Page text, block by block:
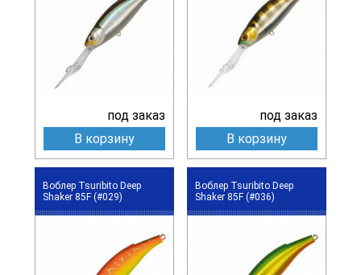
под заказ
В корзину
под заказ
В корзину
Воблер Tsuribito Deep
Shaker 85F (#029)
Воблер Tsuribito Deep
Shaker 85F (#036)